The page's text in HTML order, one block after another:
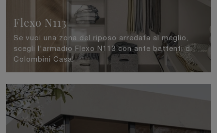
Flexo N113
Se vuoi una zona del riposo arredata al meglio,
scegli l'armadio Flexo N113 con ante battenti di
Colombini Casa!